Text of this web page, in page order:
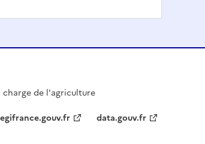
de l'agriculture
data.gouv.fr